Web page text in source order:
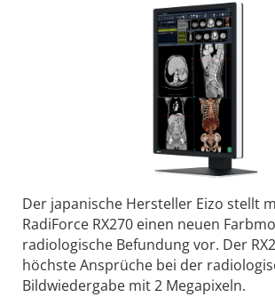
Der japanische Hersteller Eizo stellt
RadiForce RX270 einen neuen
radiologische Befundung vor. Der
höchste Ansprüche bei der
Bildwiedergabe mit 2 Megapixeln.